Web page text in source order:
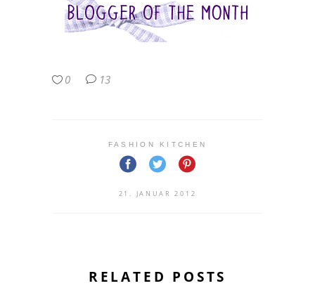
0 13
FASHION KITCHEN
21. JANUAR 2012
RELATED POSTS